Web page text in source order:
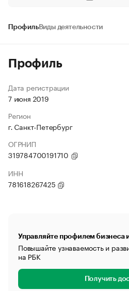
ПрофильВиды деятельности
Профиль
Дата регистрации
7 июня 2019
Регион
г. Санкт-Петербург
ОГРНИП
319784700191710
ИНН
781618267425
Управляйте профилем бизнеса
Повышайте узнаваемость и
на РБК
Получить